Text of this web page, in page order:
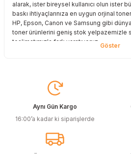
alarak, ister bireysel kullanıcı olun ister
baskı ihtiyaçlarınıza en uygun orjinal
HP, Epson, Canon ve Samsung gibi
toner ürünlerini geniş stok yelpazemizle
teslimatımızla fark yaratıyoruz.
istiyorsunuz? O halde muadil toner
Muadil toner ürünlerimiz, orijinal
sunacak şekilde test edilmiştir. Böylece,
vermeden bütçenizi koruyabilirsiniz.
baskılar yapan işletmeler için muadil
akıllı yollarından biri!
Orjinal Kartuşun Önemi
Aynı Gün Kargo
16:00’a kadar ki siparişlerde